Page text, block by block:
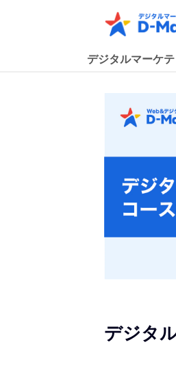
デジタルマーケ
デジタ